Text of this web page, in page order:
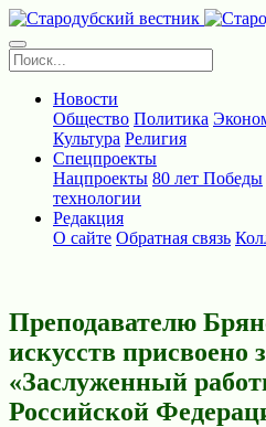
Новости
Общество Политика
Культура Религия
Спецпроекты
Нацпроекты 80 лет Победы
технологии
Редакция
О сайте Обратная связь
Преподавателю
искусств присвоено
«Заслуженный
Российской